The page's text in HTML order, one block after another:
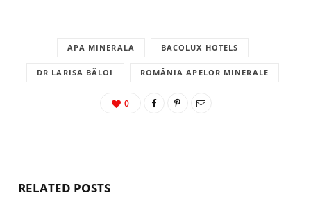
APA MINERALA BACOLUX HOTELS
DR LARISA BĂLOI ROMÂNIA APELOR MINERALE
0
RELATED POSTS